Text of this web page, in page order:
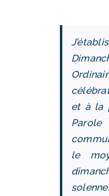
et à la
le